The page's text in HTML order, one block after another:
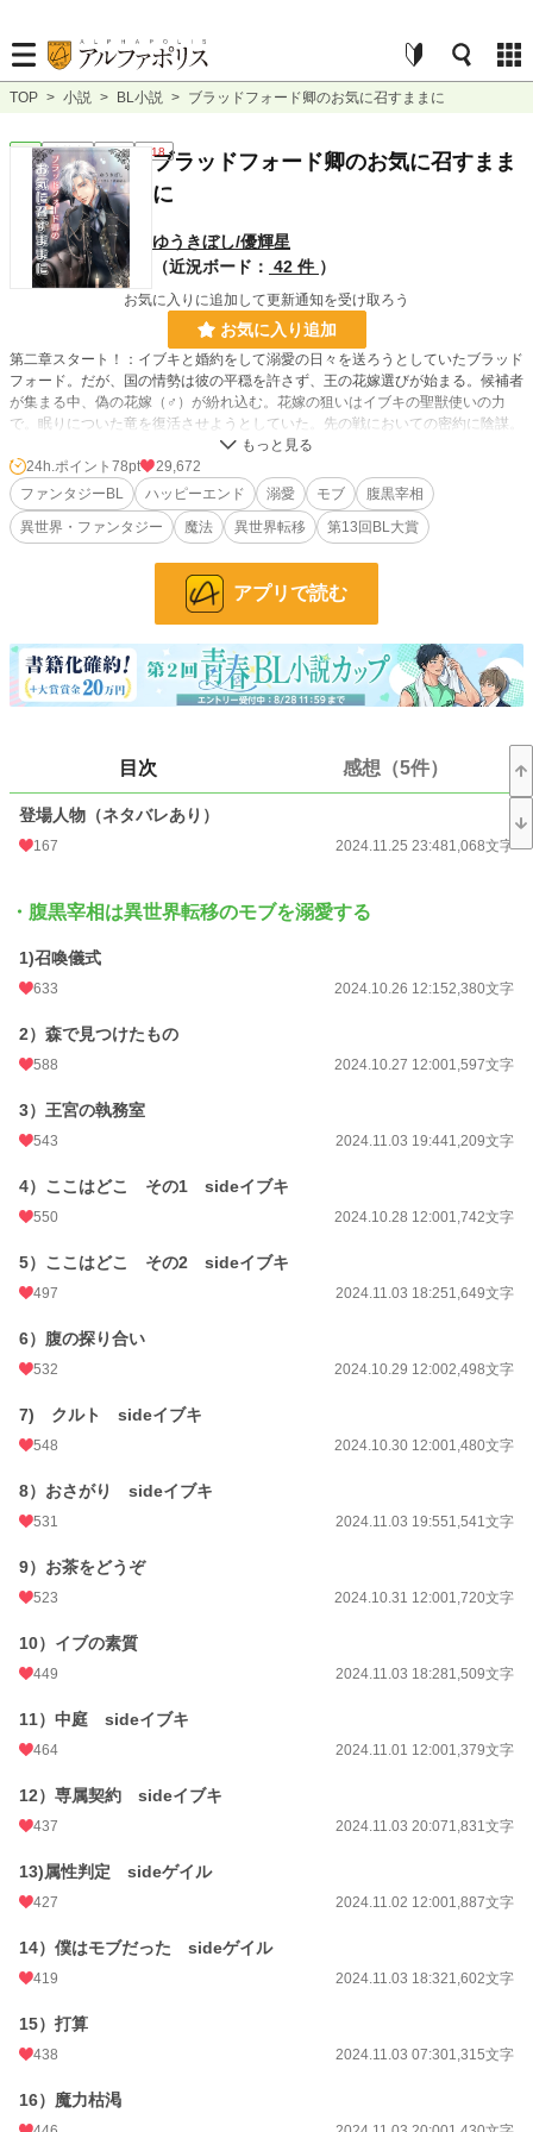
TOP > 小説 > BL小説 > ブラッドフォード卿のお気に召すままに
BL 連載中 長編 R18
ブラッドフォード卿のお気に召すまま
に
ゆうきぼし/優輝星
（近況ボード： 42 件 ）
お気に入りに追加して更新通知を受け取ろう
お気に入り追加
第二章スタート！：イブキと婚約をして溺愛の日々を送ろうとしていたブラッド
フォード。だが、国の情勢は彼の平穏を許さず、王の花嫁選びが始まる。候補者
が集まる中、偽の花嫁（♂）が紛れ込む。花嫁の狙いはイブキの聖獣使いの力
で。眠りについた竜を復活させようとしていた。先の戦においての密約に陰謀。
どうやらイブキの瞳の色にも謎があるようで……。旅路にて、彼の頭脳と策略が
繰り広げられる。
第一章：異世界転移BL。浄化のため召喚された異世界人は二人だった。腹黒宰
相と呼ばれるブラッドフォード卿は、モブ扱いのイブキを手元に置く。それは自
れ溺愛していく。しかもイブキには何やら不思議なチカラがあるようで……。
＊マークはR回。（後半になります）
・ご都合主義のなーろっぱです。
・攻めは頭の回転が速い魔力強の超人ですがちょっぴりダメンズなところあり。
そんな彼の癒しとなるのが受けです。癖のありそうな脇役あり。どうぞよろしく
お願いします。
・イラストは青城硝子先生です。
小説 12,412 位 / 228,724 件
お気に入り 797
文字数
更新日時 2026.07.12 20:00
初回公開日時
週間ポイント 295 pt (20,083 位)
月間ポイント
年間ポイント 95,999 pt (6,196 位)
24h.ポイント 78pt
29,672
ファンタジーBL
ハッピーエンド 溺愛 モブ
腹黒宰相
異世界・ファンタジー
魔法 異世界転移 第13回BL大賞
アプリで読む
目次 感想（5件）
登場人物（ネタバレあり）
167 2024.11.25 23:481,068文字
・腹黒宰相は異世界転移のモブを溺愛する
1)召喚儀式
633 2024.10.26 12:152,380文字
2）森で見つけたもの
588 2024.10.27 12:001,597文字
3）王宮の執務室
543 2024.11.03 19:441,209文字
4）ここはどこ その1 sideイブキ
550 2024.10.28 12:001,742文字
5）ここはどこ その2 sideイブキ
497 2024.11.03 18:251,649文字
6）腹の探り合い
532 2024.10.29 12:002,498文字
7) クルト sideイブキ
548 2024.10.30 12:001,480文字
8）おさがり sideイブキ
531 2024.11.03 19:551,541文字
9）お茶をどうぞ
523 2024.10.31 12:001,720文字
10）イブの素質
449 2024.11.03 18:281,509文字
11）中庭 sideイブキ
464 2024.11.01 12:001,379文字
12）専属契約 sideイブキ
437 2024.11.03 20:071,831文字
13)属性判定 sideゲイル
427 2024.11.02 12:001,887文字
14）僕はモブだった sideゲイル
419 2024.11.03 18:321,602文字
15）打算
438 2024.11.03 07:301,315文字
16）魔力枯渇